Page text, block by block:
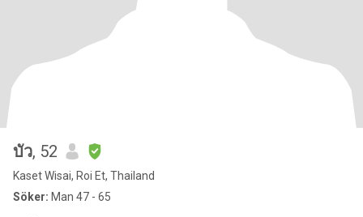
บัว, 52
Kaset Wisai, Roi Et, Thailand
Söker: Man 47 - 65